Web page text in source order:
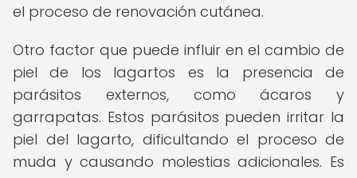
el proceso de renovación cutánea.
Otro factor que puede influir en el cambio de
piel de los lagartos es la presencia de
parásitos externos, como ácaros y
garrapatas. Estos parásitos pueden irritar la
piel del lagarto, dificultando el proceso de
muda y causando molestias adicionales. Es